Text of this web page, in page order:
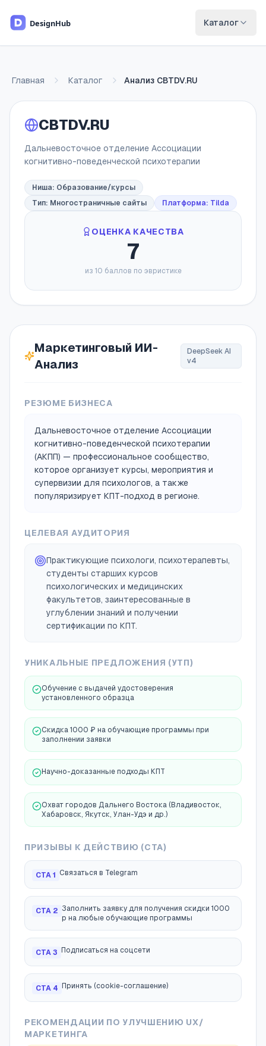
Каталог
Главная Каталог Анализ CBTDV.RU
CBTDV.RU
Дальневосточное отделение Ассоциации
когнитивно-поведенческой психотерапии
Ниша: Образование/курсы
Тип: Многостраничные сайты Платформа: Tilda
ОЦЕНКА КАЧЕСТВА
7
из 10 баллов по эвристике
Маркетинговый ИИ-
Анализ
DeepSeek AI
v4
РЕЗЮМЕ БИЗНЕСА
Дальневосточное отделение Ассоциации
когнитивно-поведенческой психотерапии
(АКПП) — профессиональное сообщество,
которое организует курсы, мероприятия и
супервизии для психологов, а также
популяризирует КПТ-подход в регионе.
ЦЕЛЕВАЯ АУДИТОРИЯ
Практикующие психологи, психотерапевты,
студенты старших курсов
психологических и медицинских
факультетов, заинтересованные в
углублении знаний и получении
сертификации по КПТ.
УНИКАЛЬНЫЕ ПРЕДЛОЖЕНИЯ (УТП)
Обучение с выдачей удостоверения
установленного образца
Скидка 1000 ₽ на обучающие программы при
заполнении заявки
Научно-доказанные подходы КПТ
Охват городов Дальнего Востока (Владивосток,
Хабаровск, Якутск, Улан-Удэ и др.)
ПРИЗЫВЫ К ДЕЙСТВИЮ (CTA)
CTA 1 Связаться в Telegram
CTA 2 Заполнить заявку для получения скидки 1000
р на любые обучающие программы
CTA 3 Подписаться на соцсети
CTA 4 Принять (cookie-соглашение)
РЕКОМЕНДАЦИИ ПО УЛУЧШЕНИЮ UX/
МАРКЕТИНГА